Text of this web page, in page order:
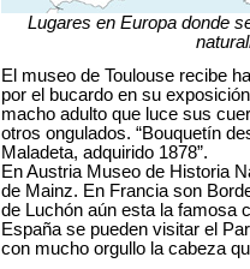
Lugares en Europa donde
El museo de Toulouse recibe
por el bucardo en su
macho adulto que luce sus
otros ongulados. “Bouquetín
Maladeta, adquirido 1878”.
En Austria Museo de Historia
de Mainz. En Francia son
de Luchón aún esta la famosa
España se pueden visitar el
con mucho orgullo la cabeza